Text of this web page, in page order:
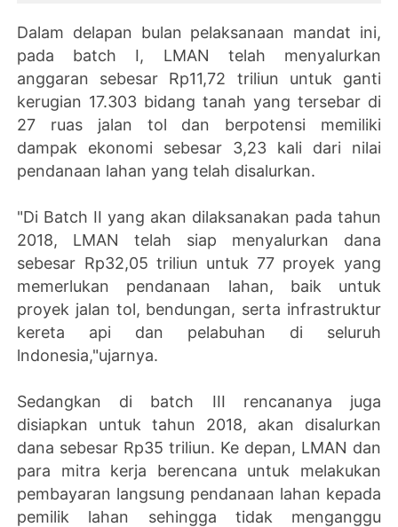
Dalam delapan bulan pelaksanaan mandat ini,
pada batch I, LMAN telah menyalurkan
anggaran sebesar Rp11,72 triliun untuk ganti
kerugian 17.303 bidang tanah yang tersebar di
27 ruas jalan tol dan berpotensi memiliki
dampak ekonomi sebesar 3,23 kali dari nilai
pendanaan lahan yang telah disalurkan.
"Di Batch II yang akan dilaksanakan pada tahun
2018, LMAN telah siap menyalurkan dana
sebesar Rp32,05 triliun untuk 77 proyek yang
memerlukan pendanaan lahan, baik untuk
proyek jalan tol, bendungan, serta infrastruktur
kereta api dan pelabuhan di seluruh
lndonesia,"ujarnya.
Sedangkan di batch III rencananya juga
disiapkan untuk tahun 2018, akan disalurkan
dana sebesar Rp35 triliun. Ke depan, LMAN dan
para mitra kerja berencana untuk melakukan
pembayaran langsung pendanaan lahan kepada
pemilik lahan sehingga tidak menganggu